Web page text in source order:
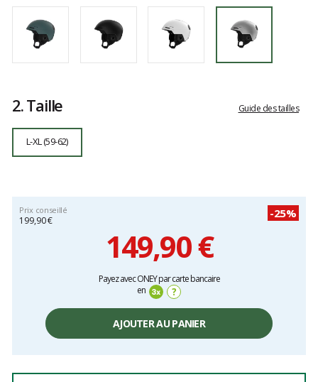
2.Taille Guide des tailles
L-XL (59-62)
Prix conseillé
199,90 €
-25%
149,90 €
Payez avec ONEY par carte bancaire
en
?
AJOUTER AU PANIER